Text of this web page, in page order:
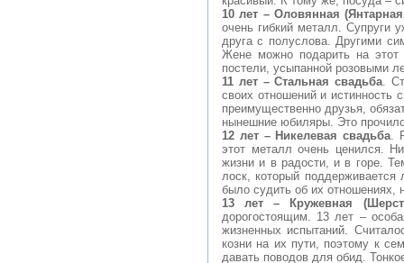
10 лет – Оловянная
очень гибкий металл. Супруги
друга с полуслова. Другими
Жене можно подарить на этот
постели, усыпанной розовыми
11 лет – Стальная свадьба.
своих отношений и истинность
преимущественно друзья,
нынешние юбиляры. Это
12 лет – Никелевая свадьба.
этот металл очень ценился.
жизни и в радости, и в горе.
лоск, который
было судить об их отношениях,
13 лет – Кружевная
дорогостоящим. 13 лет –
жизненных испытаний.
козни на их пути, поэтому к
давать поводов для обид.